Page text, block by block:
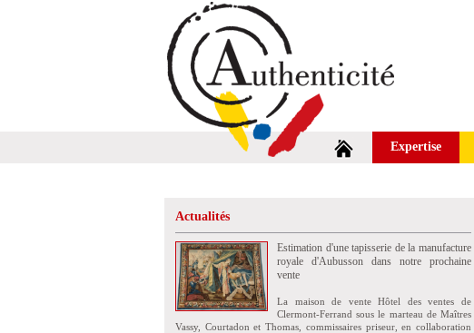
Expertise
Actualités
Estimation d'une tapisserie de la manufacture
royale d'Aubusson dans notre prochaine
vente
La maison de vente Hôtel des ventes de
Clermont-Ferrand sous le marteau de Maîtres
Vassy, Courtadon et Thomas, commissaires priseur, en collaboration